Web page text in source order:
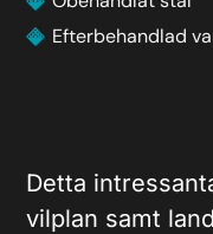
Detta
vilplan samt
Efterbehandlad